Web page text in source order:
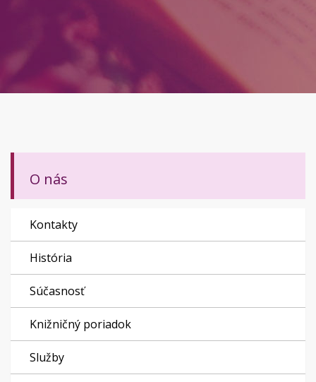
O nás
Kontakty
História
Súčasnosť
Knižničný poriadok
Služby